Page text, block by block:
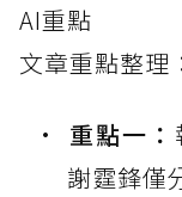
AI重點
文章重點整理
重點一：
謝霆鋒僅